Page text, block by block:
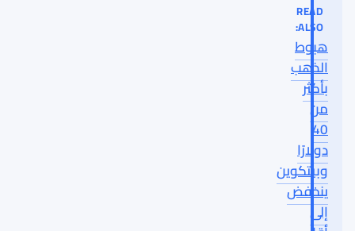
READ
ALSO:
هبوط
الذهب
بأكثر
من
40
دولارًا
وبيتكوين
ينخفض
إلى